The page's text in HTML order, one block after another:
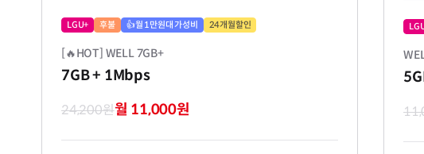
LGU+ 후불 👍월 1만원대 가성비 24개월할인
[🔥HOT] WELL 7GB+
7GB+ 1Mbps
24,200원월 11,000원